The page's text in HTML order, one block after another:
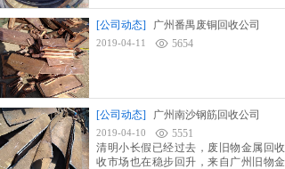
[公司动态] 广州番禺废铜回收公司
2019-04-11 5654
[公司动态] 广州南沙钢筋回收公司
2019-04-10
5551
清明小长假已经过去，废旧物金属回收
收市场也在稳步回升，来自广州旧物金